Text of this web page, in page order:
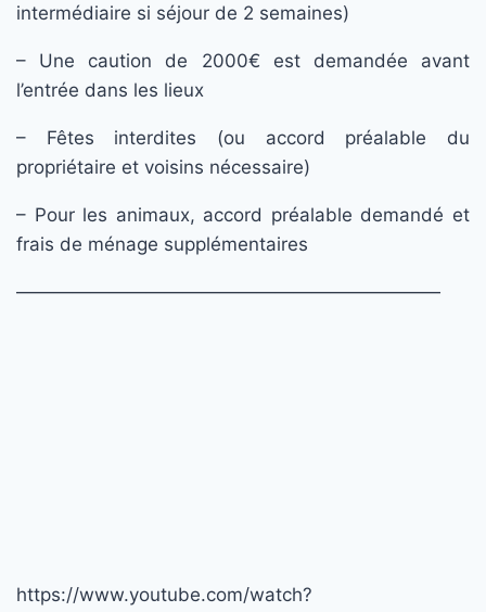
intermédiaire si séjour de 2 semaines)
– Une caution de 2000€ est demandée avant
l’entrée dans les lieux
– Fêtes interdites (ou accord préalable du
propriétaire et voisins nécessaire)
– Pour les animaux, accord préalable demandé et
frais de ménage supplémentaires
———————————————————————
https://www.youtube.com/watch?